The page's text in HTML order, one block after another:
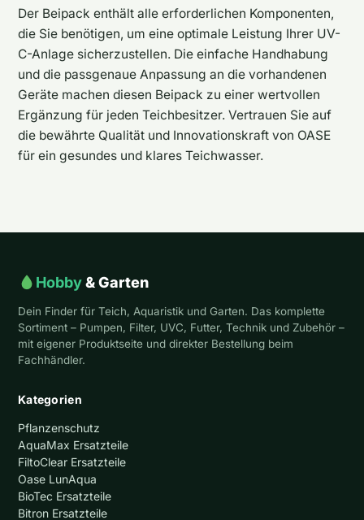
Der Beipack enthält alle erforderlichen Komponenten,
die Sie benötigen, um eine optimale Leistung Ihrer UV-
C-Anlage sicherzustellen. Die einfache Handhabung
und die passgenaue Anpassung an die vorhandenen
Geräte machen diesen Beipack zu einer wertvollen
Ergänzung für jeden Teichbesitzer. Vertrauen Sie auf
die bewährte Qualität und Innovationskraft von OASE
für ein gesundes und klares Teichwasser.
Hobby& Garten
Dein Finder für Teich, Aquaristik und Garten. Das komplette
Sortiment – Pumpen, Filter, UVC, Futter, Technik und Zubehör –
mit eigener Produktseite und direkter Bestellung beim
Fachhändler.
Kategorien
Pflanzenschutz
AquaMax Ersatzteile
FiltoClear Ersatzteile
Oase LunAqua
BioTec Ersatzteile
Bitron Ersatzteile